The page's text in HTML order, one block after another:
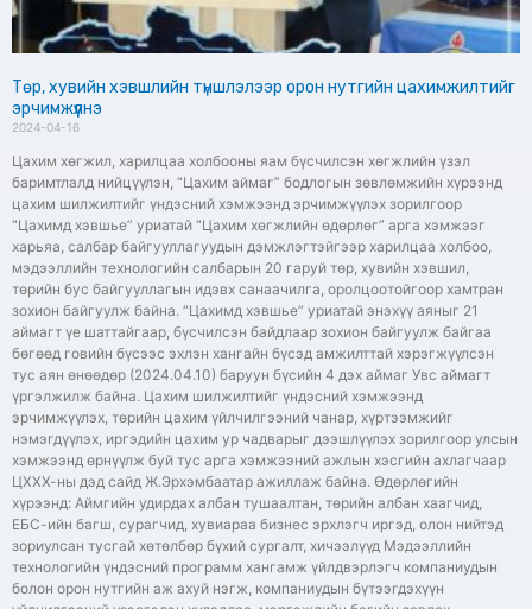
Төр, хувийн хэвшлийн түншлэлээр орон нутгийн цахимжилтийг
эрчимжүүлнэ
2024-04-16
Цахим хөгжил, харилцаа холбооны яам бүсчилсэн хөгжлийн үзэл
баримтлалд нийцүүлэн, “Цахим аймаг” бодлогын зөвлөмжийн хүрээнд
цахим шилжилтийг үндэсний хэмжээнд эрчимжүүлэх зорилгоор
“Цахимд хэвшье” уриатай “Цахим хөгжлийн өдөрлөг” арга хэмжээг
харьяа, салбар байгууллагуудын дэмжлэгтэйгээр харилцаа холбоо,
мэдээллийн технологийн салбарын 20 гаруй төр, хувийн хэвшил,
төрийн бус байгууллагын идэвх санаачилга, оролцоотойгоор хамтран
зохион байгуулж байна. “Цахимд хэвшье” уриатай энэхүү аяныг 21
аймагт үе шаттайгаар, бүсчилсэн байдлаар зохион байгуулж байгаа
бөгөөд говийн бүсээс эхлэн хангайн бүсэд амжилттай хэрэгжүүлсэн
тус аян өнөөдөр (2024.04.10) баруун бүсийн 4 дэх аймаг Увс аймагт
үргэлжилж байна. Цахим шилжилтийг үндэсний хэмжээнд
эрчимжүүлэх, төрийн цахим үйлчилгээний чанар, хүртээмжийг
нэмэгдүүлэх, иргэдийн цахим ур чадварыг дээшлүүлэх зорилгоор улсын
хэмжээнд өрнүүлж буй тус арга хэмжээний ажлын хэсгийн ахлагчаар
ЦХХХ-ны дэд сайд Ж.Эрхэмбаатар ажиллаж байна. Өдөрлөгийн
хүрээнд: Аймгийн удирдах албан тушаалтан, төрийн албан хаагчид,
ЕБС-ийн багш, сурагчид, хувиараа бизнес эрхлэгч иргэд, олон нийтэд
зориулсан тусгай хөтөлбөр бүхий сургалт, хичээлүүд Мэдээллийн
технологийн үндэсний программ хангамж үйлдвэрлэгч компаниудын
болон орон нутгийн аж ахуй нэгж, компаниудын бүтээгдэхүүн